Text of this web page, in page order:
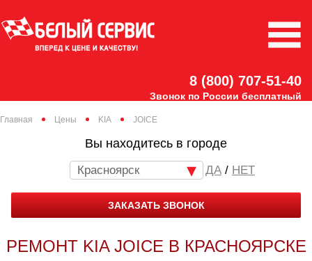
8 (800) 707-51-40
Звонок по России бесплатный
Главная Цены KIA JOICE
Вы находитесь в городе
Красноярск / НЕТ
ЗАКАЗАТЬ ЗВОНОК
РЕМОНТ KIA JOICE В КРАСНОЯРСКЕ